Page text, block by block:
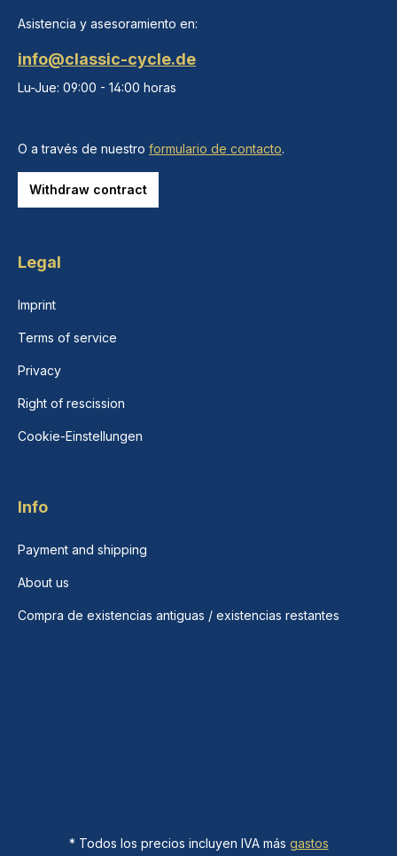
Asistencia y asesoramiento en:
info@classic-cycle.de
Lu-Jue: 09:00 - 14:00 horas
O a través de nuestro formulario de contacto.
Withdraw contract
Legal
Imprint
Terms of service
Privacy
Right of rescission
Cookie-Einstellungen
Info
Payment and shipping
About us
Compra de existencias antiguas / existencias restantes
* Todos los precios incluyen IVA más gastos